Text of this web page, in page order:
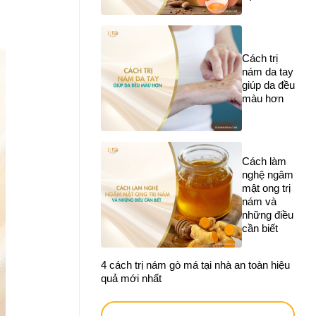
Cách trị
nám da tay
giúp da đều
màu hơn
Cách làm
nghệ ngâm
mật ong trị
nám và
những điều
cần biết
4 cách trị nám gò má tại nhà an toàn hiệu
quả mới nhất